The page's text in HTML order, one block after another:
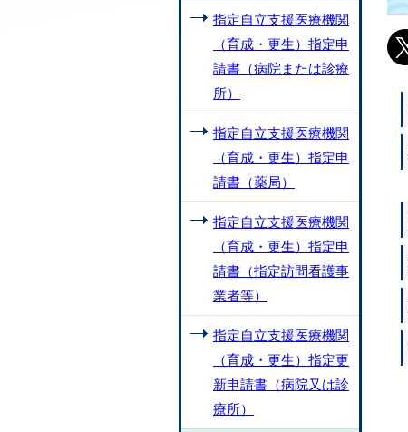
指定自立支援医療機関
（育成・更生）指定申
請書（病院または診療
所）
指定自立支援医療機関
（育成・更生）指定申
請書（薬局）
指定自立支援医療機関
（育成・更生）指定申
請書（指定訪問看護事
業者等）
指定自立支援医療機関
（育成・更生）指定更
新申請書（病院又は診
療所）